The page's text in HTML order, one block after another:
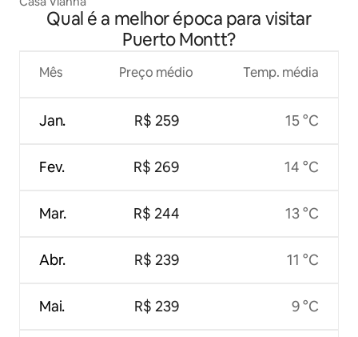
Qual é a melhor época para visitar
Puerto Montt?
Mês
Jan.
Fev.
Mar.
Abr.
Mai.
Preço médio
R$ 259
R$ 269
R$ 244
R$ 239
R$ 239
Temp. média
15 °C
14 °C
13 °C
11 °C
9 °C